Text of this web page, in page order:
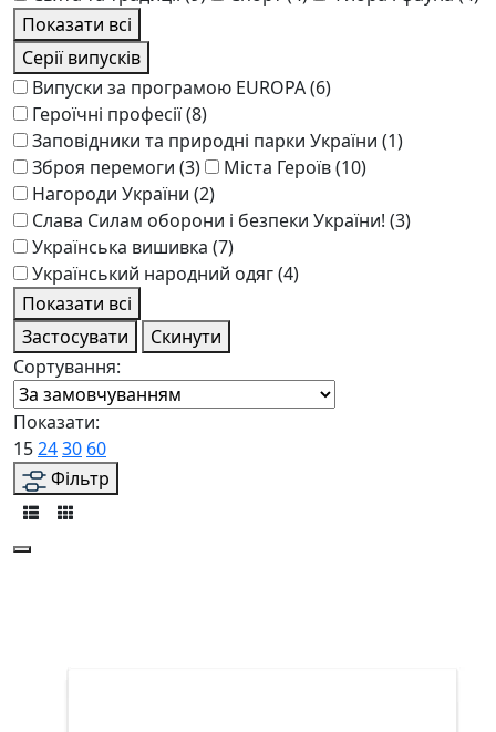
Показати всі
Серії випусків
Випуски за програмою EUROPA(6)
Героїчні професії(8)
Заповідники та природні парки України (1)
Зброя перемоги (3) Міста Героїв(10)
Нагороди України (2)
Слава Силам оборони і безпеки України! (3)
Українська вишивка (7)
Український народний одяг(4)
Показати всі
Застосувати
Скинути
Сортування:
Показати:
152430 60
Фільтр